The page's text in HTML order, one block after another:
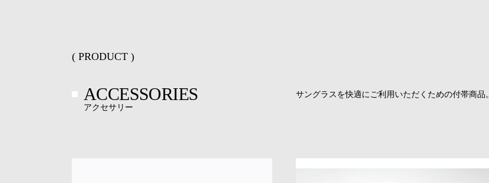
( PRODUCT )
ACCESSORIES
アクセサリー
サングラスを快適にご利用いただくための付帯商品。